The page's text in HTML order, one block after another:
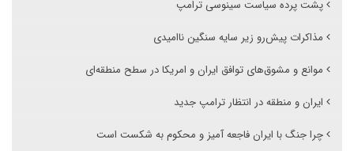
پشت پرده سیاست سینوسی ترامپ
مذاکرات پیش‌رو زیر سایه سنگین ناامیدی
موانع و مشوق‌های توافق ایران و امریکا در سطح منطقه‌ای
ایران و منطقه در انتظار ترامپ جدید
چرا جنگ با ایران فاجعه آمیز و محکوم به شکست است